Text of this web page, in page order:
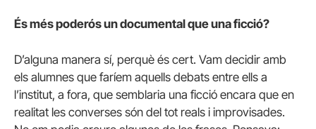
És més poderós un documental que una ficció?
D’alguna manera sí, perquè és cert. Vam decidir amb
els alumnes que faríem aquells debats entre ells a
l’institut, a fora, que semblaria una ficció encara que en
realitat les converses són del tot reals i improvisades.